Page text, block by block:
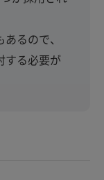
るので、
する必要が